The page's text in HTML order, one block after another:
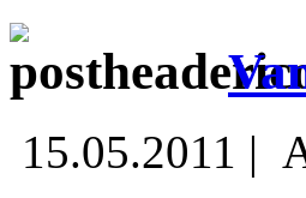
15.05.2011 |